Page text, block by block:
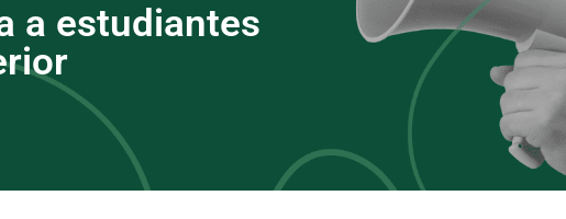
a estudiantes